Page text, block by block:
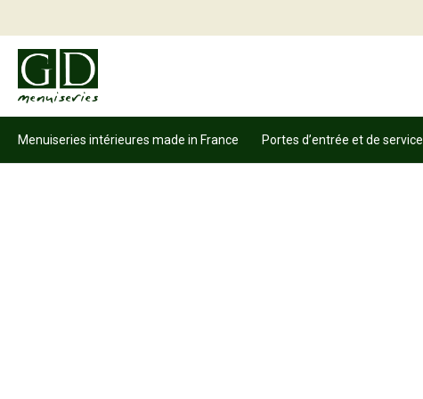
Menuiseries intérieures made in France Portes d’entrée et de service